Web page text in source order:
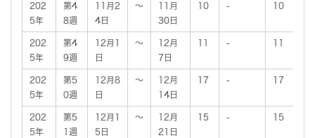
202
5年
第4
8週
11月2
4日
～
11月
30日
10 - 10
202
5年
第4
9週
12月1
日
～
12月
7日
11 - 11
202
5年
第5
0週
12月8
日
～
12月
14日
17 - 17
202
5年
第5
1週
12月1
5日
～
12月
21日
15 - 15